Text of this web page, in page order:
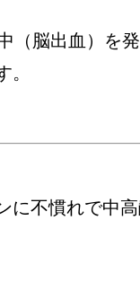
（脳出血）を
。
不慣れで中高